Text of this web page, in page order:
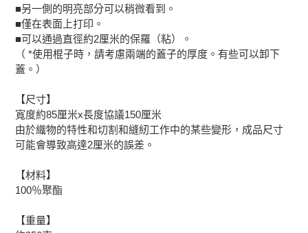
■另一側的明亮部分可以稍微看到。
■僅在表面上打印。
■可以通過直徑約2厘米的保羅（粘）。
（ *使用棍子時，請考慮兩端的蓋子的厚度。有些可以卸下
蓋。）
【尺寸】
寬度約85厘米x長度協議150厘米
由於織物的特性和切割和縫紉工作中的某些變形，成品尺寸
可能會導致高達2厘米的誤差。
【材料】
100％聚酯
【重量】